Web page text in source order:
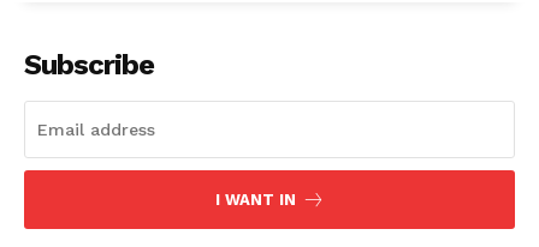
Subscribe
I WANT IN